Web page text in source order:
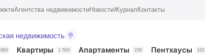
Агентства недвижимостиНовостиЖурнал Контакты
недвижимость
Квартиры 1 503 Апартаменты 239 Пентхаусы 102
О поселкеНа карте